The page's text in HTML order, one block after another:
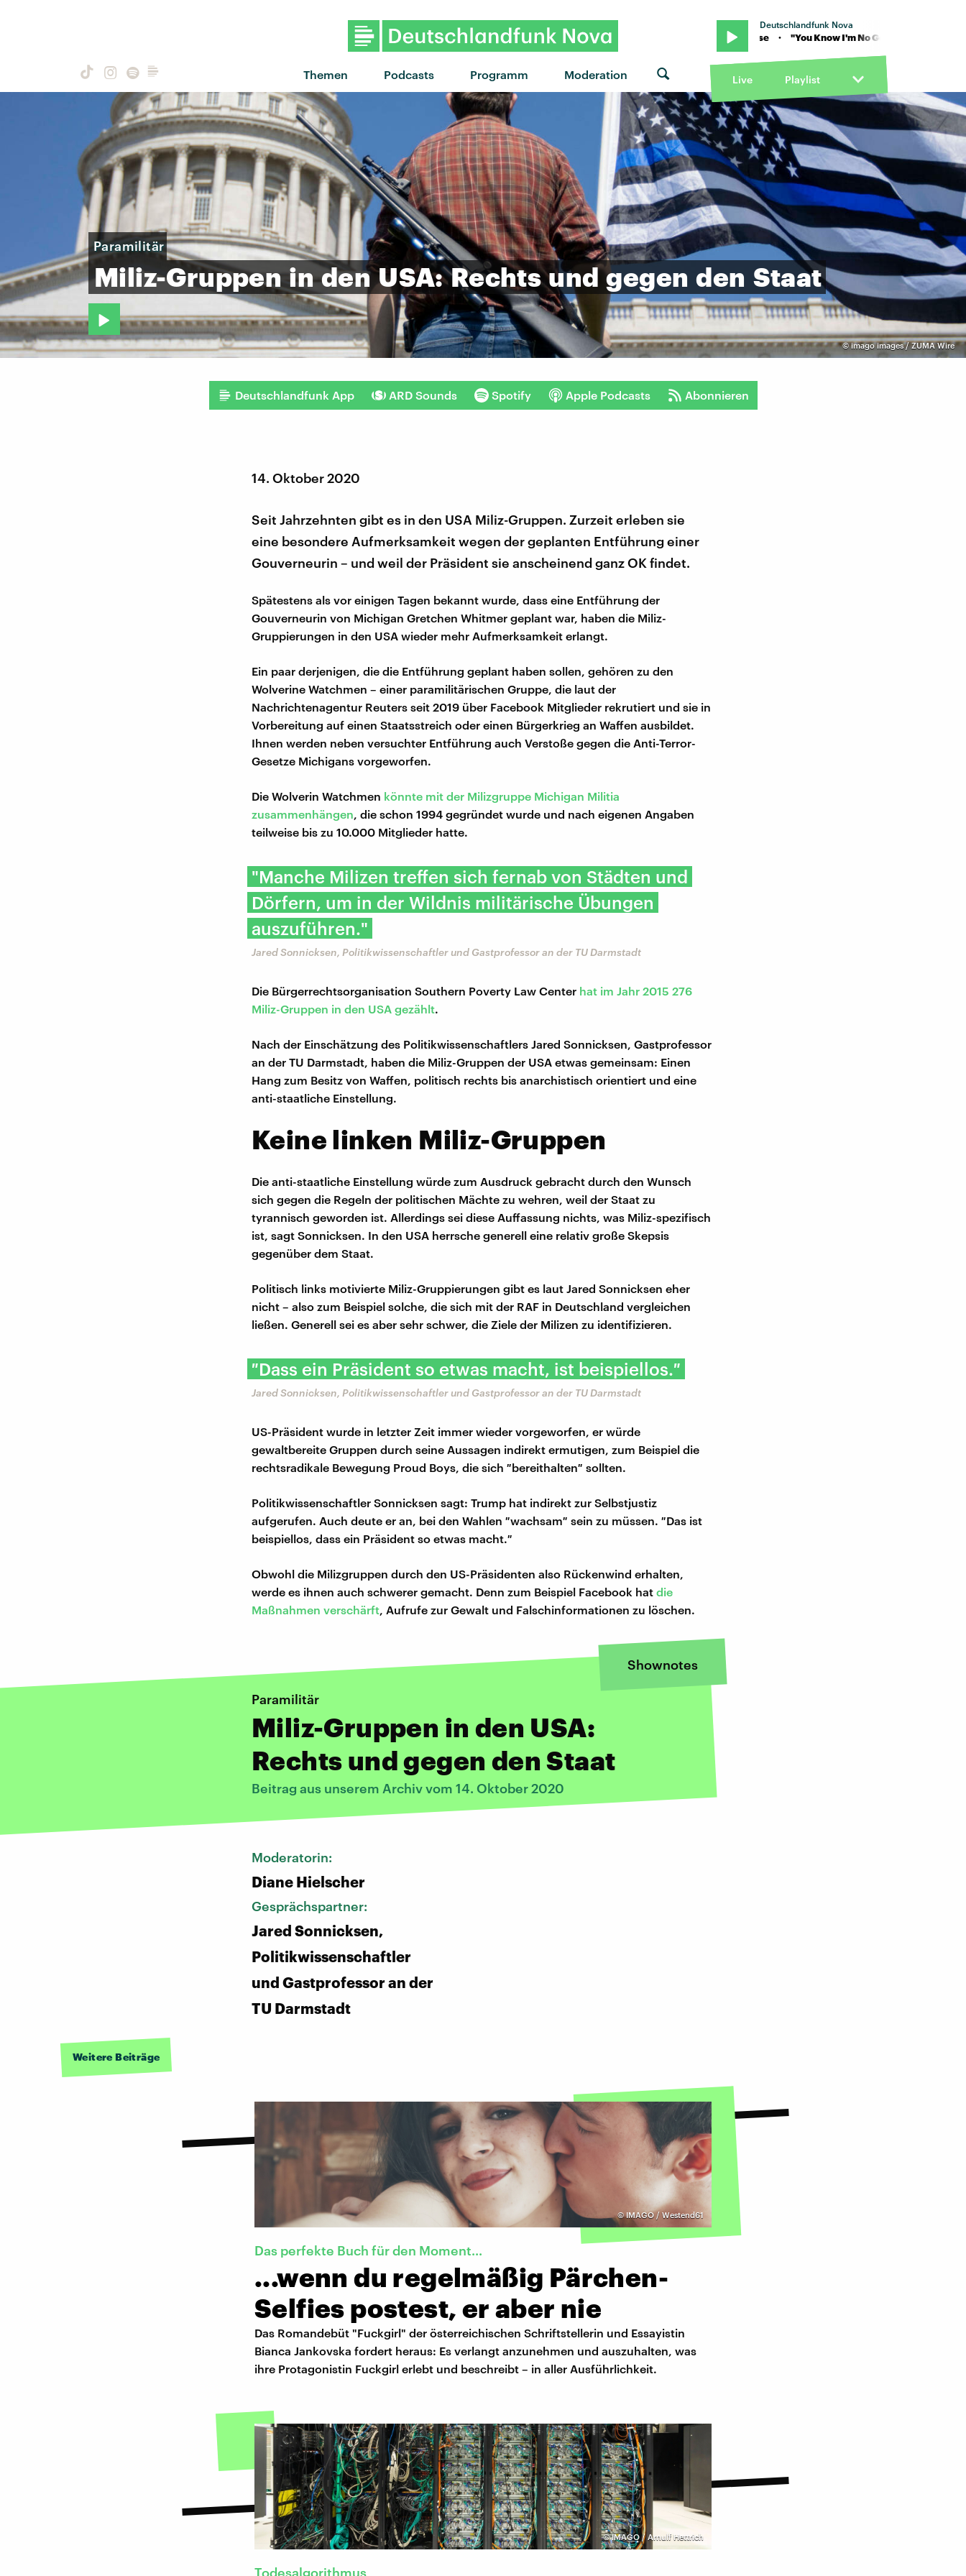
Themen Podcasts Programm Moderation
Deutschlandfunk Nova
"You Know I'm No Good" von Amy Winehouse · "You Know I'm No Good" von Amy Winehouse
Live Playlist
©imago images / ZUMA Wire
Paramilitär
Miliz-Gruppen in den USA: Rechts und gegen den Staat
Deutschlandfunk App ARD Sounds Spotify Apple Podcasts Abonnieren
14. Oktober 2020
Seit Jahrzehnten gibt es in den USA Miliz-Gruppen. Zurzeit erleben sie
eine besondere Aufmerksamkeit wegen der geplanten Entführung einer
Gouverneurin – und weil der Präsident sie anscheinend ganz OK findet.
Spätestens als vor einigen Tagen bekannt wurde, dass eine Entführung der
Gouverneurin von Michigan Gretchen Whitmer geplant war, haben die Miliz-
Gruppierungen in den USA wieder mehr Aufmerksamkeit erlangt.
Ein paar derjenigen, die die Entführung geplant haben sollen, gehören zu den
Wolverine Watchmen – einer paramilitärischen Gruppe, die laut der
Nachrichtenagentur Reuters seit 2019 über Facebook Mitglieder rekrutiert und sie in
Vorbereitung auf einen Staatsstreich oder einen Bürgerkrieg an Waffen ausbildet.
Ihnen werden neben versuchter Entführung auch Verstoße gegen die Anti-Terror-
Gesetze Michigans vorgeworfen.
Die Wolverin Watchmen könnte mit der Milizgruppe Michigan Militia
zusammenhängen, die schon 1994 gegründet wurde und nach eigenen Angaben
teilweise bis zu 10.000 Mitglieder hatte.
"Manche Milizen treffen sich fernab von Städten und
Dörfern, um in der Wildnis militärische Übungen
auszuführen."
Jared Sonnicksen, Politikwissenschaftler und Gastprofessor an der TU Darmstadt
Die Bürgerrechtsorganisation Southern Poverty Law Center hat im Jahr 2015 276
Miliz-Gruppen in den USA gezählt.
Nach der Einschätzung des Politikwissenschaftlers Jared Sonnicksen, Gastprofessor
an der TU Darmstadt, haben die Miliz-Gruppen der USA etwas gemeinsam: Einen
Hang zum Besitz von Waffen, politisch rechts bis anarchistisch orientiert und eine
anti-staatliche Einstellung.
Keine linken Miliz-Gruppen
Die anti-staatliche Einstellung würde zum Ausdruck gebracht durch den Wunsch
sich gegen die Regeln der politischen Mächte zu wehren, weil der Staat zu
tyrannisch geworden ist. Allerdings sei diese Auffassung nichts, was Miliz-spezifisch
ist, sagt Sonnicksen. In den USA herrsche generell eine relativ große Skepsis
gegenüber dem Staat.
Politisch links motivierte Miliz-Gruppierungen gibt es laut Jared Sonnicksen eher
nicht – also zum Beispiel solche, die sich mit der RAF in Deutschland vergleichen
ließen. Generell sei es aber sehr schwer, die Ziele der Milizen zu identifizieren.
″Dass ein Präsident so etwas macht, ist beispiellos.″
Jared Sonnicksen, Politikwissenschaftler und Gastprofessor an der TU Darmstadt
US-Präsident wurde in letzter Zeit immer wieder vorgeworfen, er würde
gewaltbereite Gruppen durch seine Aussagen indirekt ermutigen, zum Beispiel die
rechtsradikale Bewegung Proud Boys, die sich ″bereithalten″ sollten.
Politikwissenschaftler Sonnicksen sagt: Trump hat indirekt zur Selbstjustiz
aufgerufen. Auch deute er an, bei den Wahlen ″wachsam″ sein zu müssen. ″Das ist
beispiellos, dass ein Präsident so etwas macht.″
Obwohl die Milizgruppen durch den US-Präsidenten also Rückenwind erhalten,
werde es ihnen auch schwerer gemacht. Denn zum Beispiel Facebook hat die
Maßnahmen verschärft, Aufrufe zur Gewalt und Falschinformationen zu löschen.
Shownotes
Paramilitär
Miliz-Gruppen in den USA:
Rechts und gegen den Staat
Beitrag aus unserem Archiv vom 14. Oktober 2020
Moderatorin:
Diane Hielscher
Gesprächspartner:
Jared Sonnicksen,
Politikwissenschaftler
und Gastprofessor an der
TU Darmstadt
Weitere Beiträge
©IMAGO / Westend61
Das perfekte Buch für den Moment...
...wenn du regelmäßig Pärchen-
Selfies postest, er aber nie
Das Romandebüt "Fuckgirl" der österreichischen Schriftstellerin und Essayistin
Bianca Jankovska fordert heraus: Es verlangt anzunehmen und auszuhalten, was
ihre Protagonistin Fuckgirl erlebt und beschreibt – in aller Ausführlichkeit.
©IMAGO / Arnulf Hettrich
Todesalgorithmus